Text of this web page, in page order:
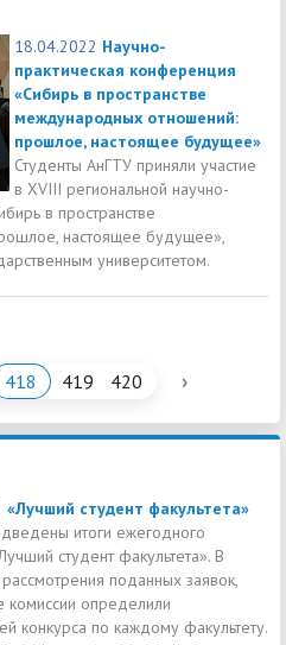
18.04.2022 Научно-
практическая конференция
«Сибирь в пространстве
международных отношений:
прошлое, настоящее будущее»
Студенты АнГТУ приняли участие
в XVIII региональной научно-
в пространстве
настоящее будущее»,
университетом.
418 419 420 ›
«Лучший студент факультета»
итоги ежегодного
студент факультета». В
рассмотрения поданных заявок,
комиссии определили
конкурса по каждому факультету.